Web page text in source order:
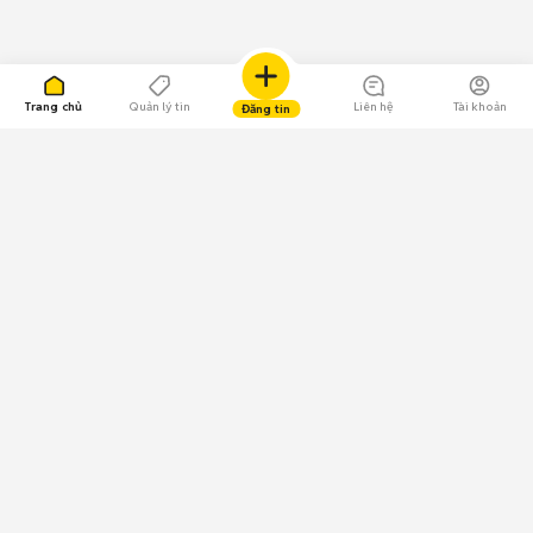
Trang chủ Quản lý tin Đăng tin Liên hệ Tài khoản